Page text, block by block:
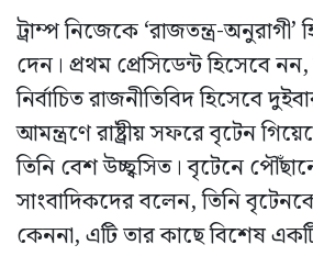
ট্রাম্প নিজেকে ‘রাজতন্ত্র-অনুরাগী’
দেন। প্রথম প্রেসিডেন্ট হিসেবে
নির্বাচিত রাজনীতিবিদ হিসেবে
আমন্ত্রণে রাষ্ট্রীয় সফরে বৃটেন
তিনি বেশ উচ্ছ্বসিত। বৃটেনে
সাংবাদিকদের বলেন, তিনি
কেননা, এটি তার কাছে বিশেষ